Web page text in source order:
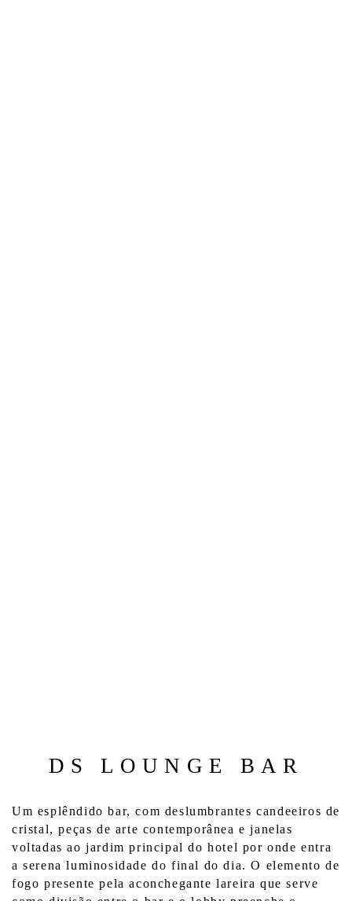
DS LOUNGE BAR
Um esplêndido bar, com deslumbrantes candeeiros de
cristal, peças de arte contemporânea e janelas
voltadas ao jardim principal do hotel por onde entra
a serena luminosidade do final do dia. O elemento de
fogo presente pela aconchegante lareira que serve